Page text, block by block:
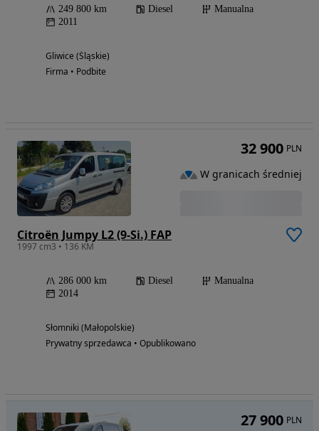
249 800 km Diesel
Manualna
2011
Gliwice (Śląskie)
Firma • Podbite
Citroën Jumpy L2 (9-Si.) FAP
1997 cm3 • 136 KM
286 000 km Diesel
Manualna
2014
Słomniki (Małopolskie)
Prywatny sprzedawca • Opublikowano
32 900 PLN
W granicach średniej
27 900 PLN